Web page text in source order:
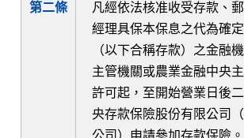
第二條
凡經依法核准收受存款、
經理具保本保息之代為確
（以下合稱存款）之金融
主管機關或農業金融中央
許可起，至開始營業日後
央存款保險股份有限公司
公司）申請參加存款保險。